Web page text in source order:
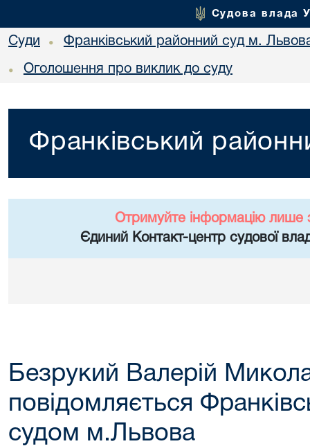
Судова влада
Суди • Франківський районний суд м.
• Оголошення про виклик до суду
Франківський
Отримуйте інформацію лише
Єдиний Контакт-центр судової
Безрукий Валерій
повідомляється
судом м.Львова